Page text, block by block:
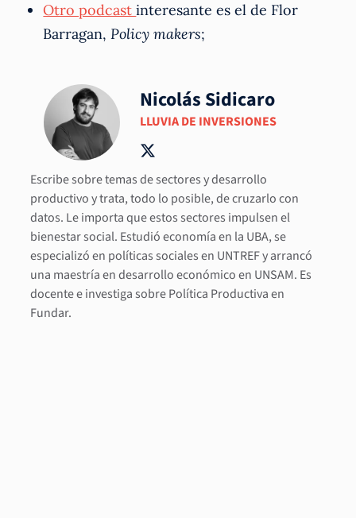
Otro podcastinteresante es el de Flor
Barragan,Policy makers;
Nicolás Sidicaro
LLUVIA DE INVERSIONES
Escribe sobre temas de sectores y desarrollo
productivo y trata, todo lo posible, de cruzarlo con
datos. Le importa que estos sectores impulsen el
bienestar social. Estudió economía en la UBA, se
especializó en políticas sociales en UNTREF y arrancó
una maestría en desarrollo económico en UNSAM. Es
docente e investiga sobre Política Productiva en
Fundar.